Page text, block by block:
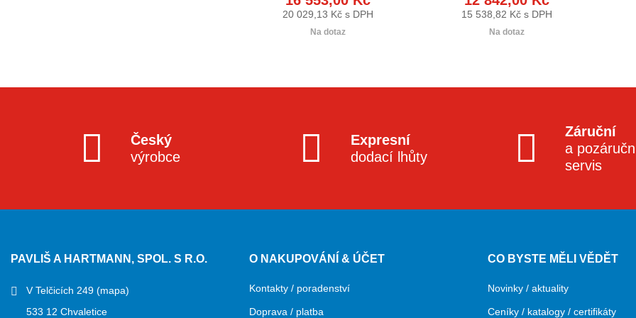
20 029,13 Kč s DPH
Na dotaz
15 538,82 Kč s DPH
Na dotaz
Český
výrobce
Expresní
dodací lhůty
Záruční
a
servis
PAVLIŠ A HARTMANN, SPOL. S R.O.
V Telčicích 249 (mapa)
533 12 Chvaletice
O NAKUPOVÁNÍ & ÚČET
Kontakty / poradenství
Doprava / platba
CO BYSTE MĚLI VĚDĚT
Novinky / aktuality
Ceníky / katalogy / certifikáty